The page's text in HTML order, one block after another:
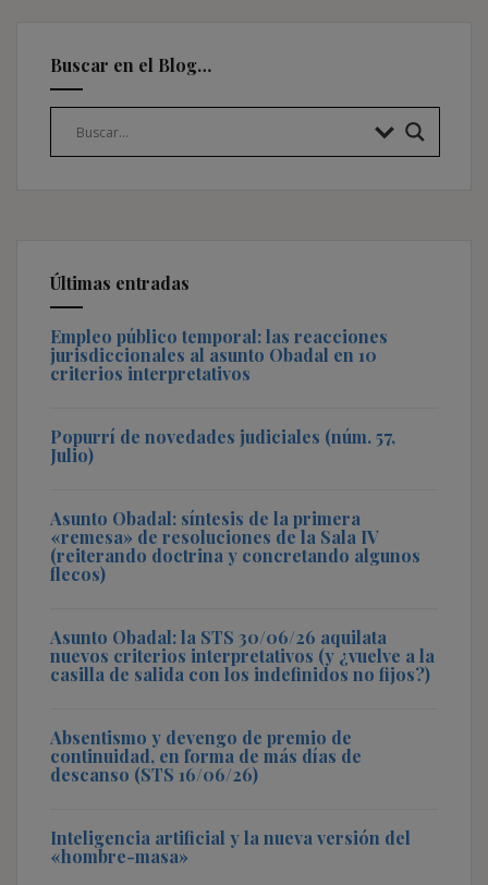
Buscar en el Blog…
Últimas entradas
Empleo público temporal: las reacciones
jurisdiccionales al asunto Obadal en 10
criterios interpretativos
Popurrí de novedades judiciales (núm. 57,
Julio)
Asunto Obadal: síntesis de la primera
«remesa» de resoluciones de la Sala IV
(reiterando doctrina y concretando algunos
flecos)
Asunto Obadal: la STS 30/06/26 aquilata
nuevos criterios interpretativos (y ¿vuelve a la
casilla de salida con los indefinidos no fijos?)
Absentismo y devengo de premio de
continuidad, en forma de más días de
descanso (STS 16/06/26)
Inteligencia artificial y la nueva versión del
«hombre-masa»